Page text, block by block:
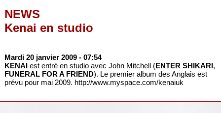
NEWS
Kenai en studio
Mardi 20 janvier 2009 - 07:54
KENAIest entré en studio avec John Mitchell (ENTER SHIKARI,
FUNERAL FOR A FRIEND). Le premier album des Anglais est
prévu pour mai 2009. http://www.myspace.com/kenaiuk